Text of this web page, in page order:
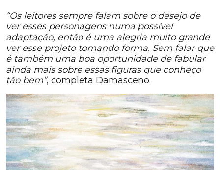
“Os leitores sempre falam sobre o desejo de
ver esses personagens numa possível
adaptação, então é uma alegria muito grande
ver esse projeto tomando forma. Sem falar que
é também uma boa oportunidade de fabular
ainda mais sobre essas figuras que conheço
tão bem”, completa Damasceno.